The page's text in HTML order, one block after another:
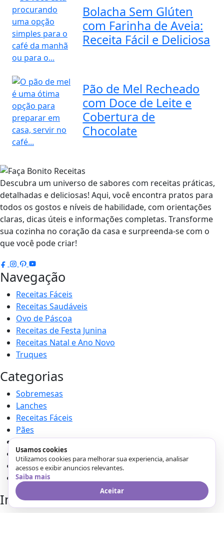
Bolacha Sem Glúten
com Farinha de Aveia:
Receita Fácil e Deliciosa
Pão de Mel Recheado
com Doce de Leite e
Cobertura de
Chocolate
Descubra um universo de sabores com receitas práticas,
detalhadas e deliciosas! Aqui, você encontra pratos para
todos os gostos e níveis de habilidade, com orientações
claras, dicas úteis e informações completas. Transforme
sua cozinha no coração da casa e surpreenda-se com o
que você pode criar!
Navegação
Receitas Fáceis
Receitas Saudáveis
Ovo de Páscoa
Receitas de Festa Junina
Receitas Natal e Ano Novo
Truques
Categorias
Sobremesas
Lanches
Receitas Fáceis
Pães
Receitas Natal e Ano Novo
Receitas de Festa Junina
Tortas
Receitas Saudáveis
Institucional
Usamos cookies
Utilizamos cookies para melhorar sua experiencia, analisar
acessos e exibir anuncios relevantes.
Saiba mais
Aceitar